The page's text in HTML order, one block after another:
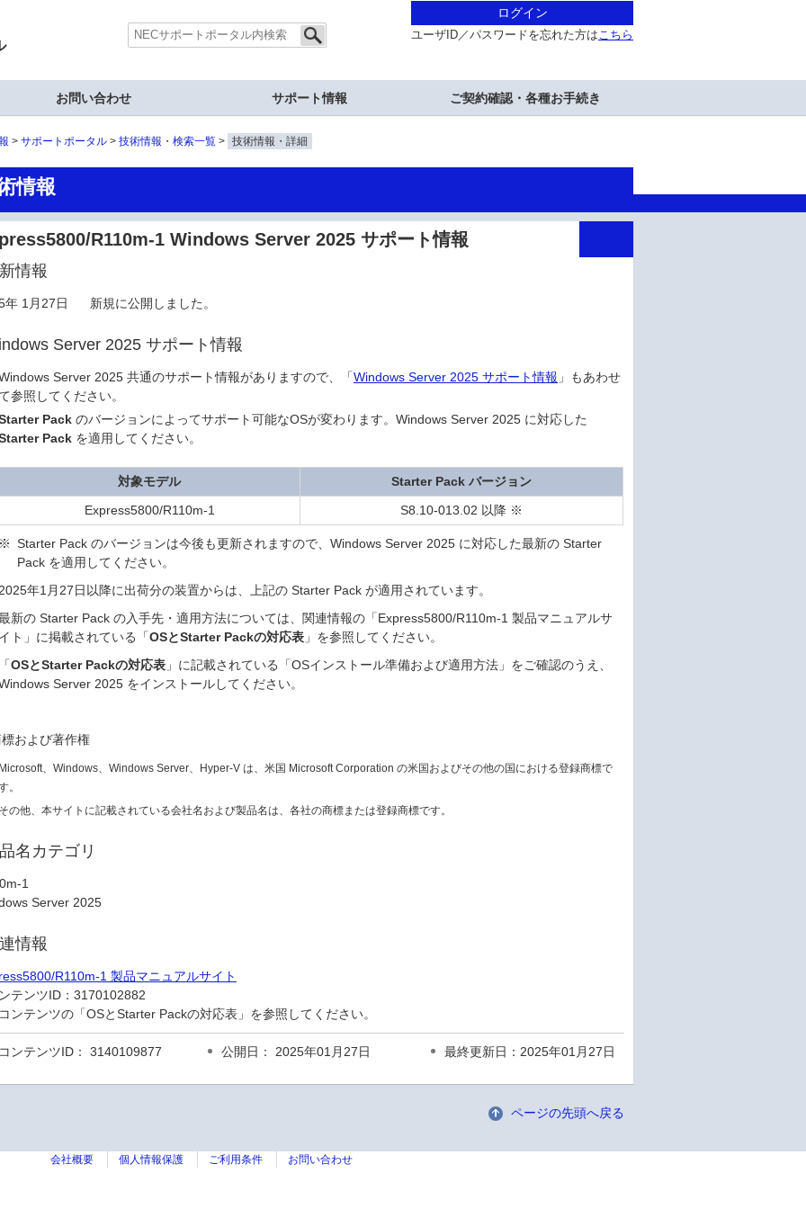
ログイン
ユーザID／パスワードを忘れた方はこちら
お問い合わせ サポート情報 ご契約確認・各種お手続き
サポートポータル 技術情報・検索一覧 技術情報・詳細
情報
R110m-1 Windows Server 2025 サポート情報
情報
年 1月27日 新規に公開しました。
Server 2025 サポート情報
Server 2025 共通のサポート情報がありますので、「Windows Server 2025 サポート情報 」もあわせ
参照してください。
Pack のバージョンによってサポート可能なOSが変わります。Windows Server 2025 に対応した
Pack を適用してください。
対象モデル
Starter Pack バージョン
Express5800/R110m-1
S8.10-013.02 以降 ※
Starter Pack のバージョンは今後も更新されますので、Windows Server 2025 に対応した最新の Starter
Pack を適用してください。
年1月27日以降に出荷分の装置からは、上記の Starter Pack が適用されています。
新の Starter Pack の入手先・適用方法については、関連情報の「Express5800/R110m-1 製品マニュアルサ
ト」に掲載されている「OSとStarter Packの対応表 」を参照してください。
OSとStarter Packの対応表 」に記載されている「OSインストール準備および適用方法」をご確認のうえ、
Server 2025 をインストールしてください。
および著作権
、Windows、Windows Server、Hyper-V は、米国 Microsoft Corporation の米国およびその他の国における登録商標で
。
の他、本サイトに記載されている会社名および製品名は、各社の商標または登録商標です。
名カテゴリ
1
Server 2025
情報
R110m-1 製品マニュアルサイト
テンツID：3170102882
ンテンツの「OSとStarter Packの対応表」を参照してください。
ンテンツID： 3140109877 公開日： 2025年01月27日 最終更新日：2025年01月27日
ページの先頭へ戻る
会社概要 個人情報保護 ご利用条件 お問い合わせ